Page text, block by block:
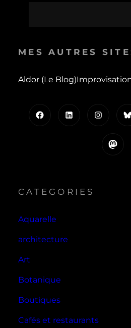
MES AUTRES
Aldor (le Blog)
Instagram
Mastodon
CATEGORIES
Aquarelle
architecture
Art
Botanique
Boutiques
Cafés et restaurants